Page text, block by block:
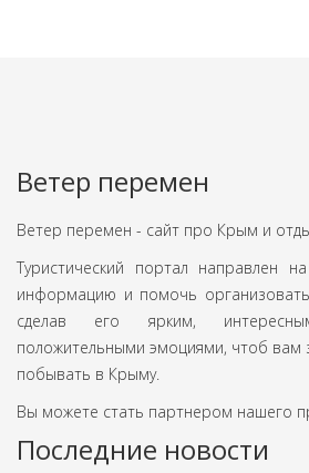
Ветер перемен
Ветер перемен - сайт про Крым и
Туристический портал направлен
информацию и помочь
сделав его ярким,
положительными эмоциями, чтоб вам
побывать в Крыму.
Вы можете стать партнером нашего
Последние новости